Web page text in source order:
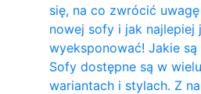
się, na co zwrócić
nowej sofy i jak najlepiej
wyeksponować! Jakie
Sofy dostępne są w
wariantach i stylach. Z